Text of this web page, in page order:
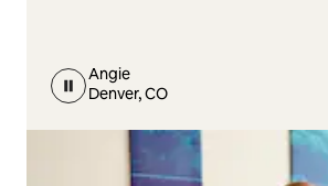
Angie
Denver, CO